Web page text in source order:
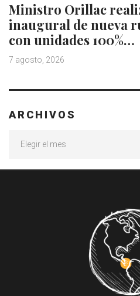
Ministro Orillac
inaugural de nueva
con unidades 100%…
7 agosto, 2026
ARCHIVOS